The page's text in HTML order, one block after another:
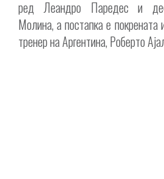
ред Леандро Паредес и
Молина, а постапка е покрената
тренер на Аргентина, Роберто